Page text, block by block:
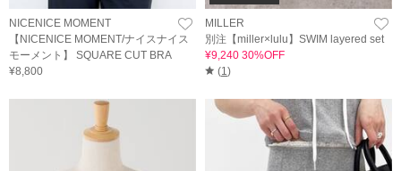
NICENICE MOMENT
【NICENICE MOMENT/ナイスナイス
モーメント】 SQUARE CUT BRA
¥8,800
MILLER
別注【miller×lulu】SWIM layered set
¥9,240 30%OFF
(1)